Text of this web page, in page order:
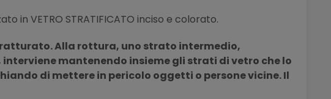
in VETRO STRATIFICATO inciso e colorato.
Alla rottura, uno strato intermedio,
intervienemantenendo insieme gli strati di vetro che lo
di mettere in pericolo oggetti o persone vicine. Il